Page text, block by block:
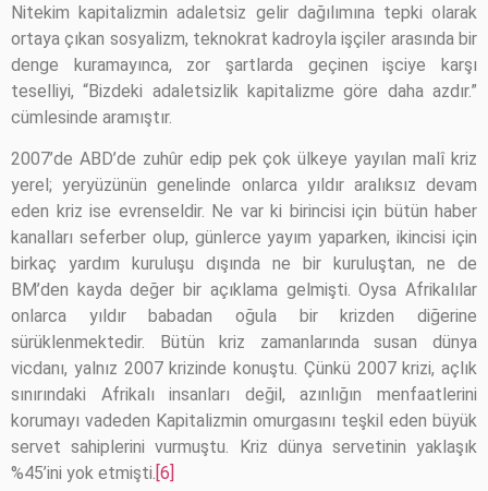
Nitekim kapitalizmin adaletsiz gelir dağılımına tepki olarak
ortaya çıkan sosyalizm, teknokrat kadroyla işçiler arasında bir
denge kuramayınca, zor şartlarda geçinen işciye karşı
teselliyi, “Bizdeki adaletsizlik kapitalizme göre daha azdır.”
cümlesinde aramıştır.
2007’de ABD’de zuhûr edip pek çok ülkeye yayılan malî kriz
yerel; yeryüzünün genelinde onlarca yıldır aralıksız devam
eden kriz ise evrenseldir. Ne var ki birincisi için bütün haber
kanalları seferber olup, günlerce yayım yaparken, ikincisi için
birkaç yardım kuruluşu dışında ne bir kuruluştan, ne de
BM’den kayda değer bir açıklama gelmişti. Oysa Afrikalılar
onlarca yıldır babadan oğula bir krizden diğerine
sürüklenmektedir. Bütün kriz zamanlarında susan dünya
vicdanı, yalnız 2007 krizinde konuştu. Çünkü 2007 krizi, açlık
sınırındaki Afrikalı insanları değil, azınlığın menfaatlerini
korumayı vadeden Kapitalizmin omurgasını teşkil eden büyük
servet sahiplerini vurmuştu. Kriz dünya servetinin yaklaşık
%45’ini yok etmişti. [6]